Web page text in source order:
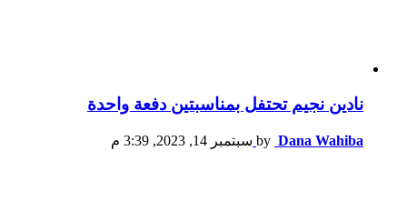
نادين نجيم تحتفل بمناسبتين دفعة واحدة
by Dana Wahiba سبتمبر 14, 2023, 3:39 م